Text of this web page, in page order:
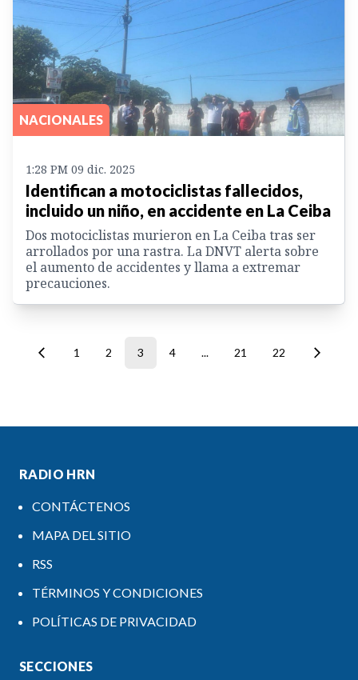
NACIONALES
1:28 PM 09 dic. 2025
Identifican a motociclistas fallecidos,
incluido un niño, en accidente en La Ceiba
Dos motociclistas murieron en La Ceiba tras ser
arrollados por una rastra. La DNVT alerta sobre
el aumento de accidentes y llama a extremar
precauciones.
1 2 3 4 ... 21 22
RADIO HRN
CONTÁCTENOS
MAPA DEL SITIO
RSS
TÉRMINOS Y CONDICIONES
POLÍTICAS DE PRIVACIDAD
SECCIONES